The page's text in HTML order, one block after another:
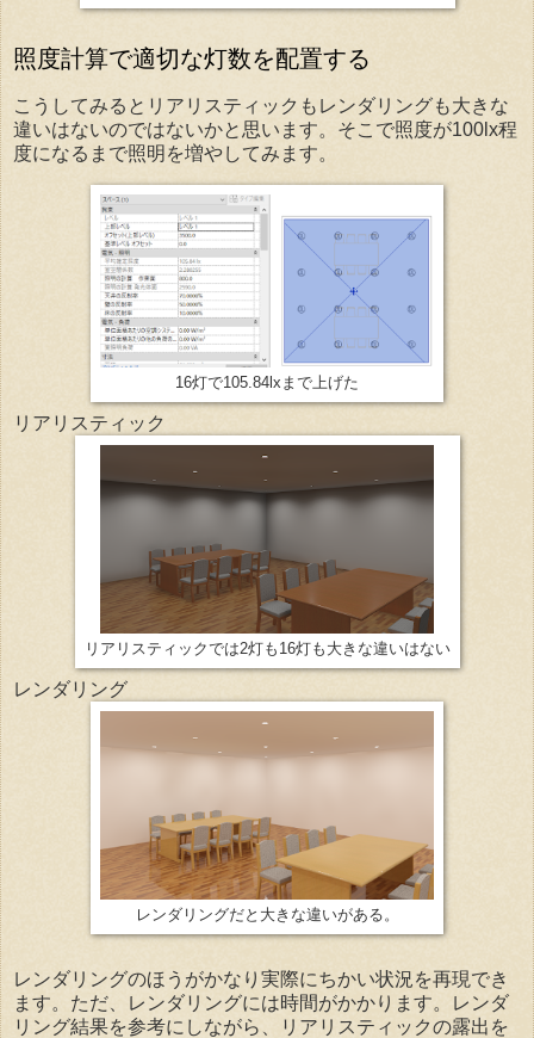
照度計算で適切な灯数を配置する
こうしてみるとリアリスティックもレンダリングも大きな
違いはないのではないかと思います。そこで照度が100lx程
度になるまで照明を増やしてみます。
16灯で105.84lxまで上げた
リアリスティック
リアリスティックでは2灯も16灯も大きな違いはない
レンダリング
レンダリングだと大きな違いがある。
レンダリングのほうがかなり実際にちかい状況を再現でき
ます。ただ、レンダリングには時間がかかります。レンダ
リング結果を参考にしながら、リアリスティックの露出を